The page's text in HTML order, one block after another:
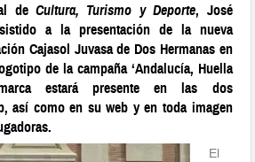
de Cultura, Turismo y Deporte, José
a la presentación de la nueva
Cajasol Juvasa de Dos Hermanas en
de la campaña ‘Andalucía, Huella
estará presente en las dos
así como en su web y en toda imagen
El